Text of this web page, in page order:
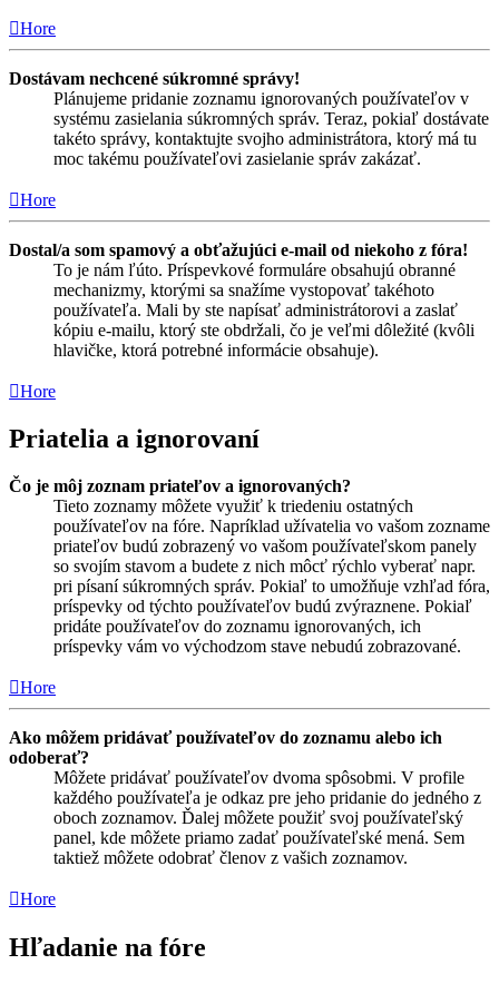
Hore
Dostávam nechcené súkromné správy!
Plánujeme pridanie zoznamu ignorovaných používateľov v
systému zasielania súkromných správ. Teraz, pokiaľ dostávate
takéto správy, kontaktujte svojho administrátora, ktorý má tu
moc takému používateľovi zasielanie správ zakázať.
Hore
Dostal/a som spamový a obťažujúci e-mail od niekoho z fóra!
To je nám ľúto. Príspevkové formuláre obsahujú obranné
mechanizmy, ktorými sa snažíme vystopovať takéhoto
používateľa. Mali by ste napísať administrátorovi a zaslať
kópiu e-mailu, ktorý ste obdržali, čo je veľmi dôležité (kvôli
hlavičke, ktorá potrebné informácie obsahuje).
Hore
Priatelia a ignorovaní
Čo je môj zoznam priateľov a ignorovaných?
Tieto zoznamy môžete využiť k triedeniu ostatných
používateľov na fóre. Napríklad užívatelia vo vašom zozname
priateľov budú zobrazený vo vašom používateľskom panely
so svojím stavom a budete z nich môcť rýchlo vyberať napr.
pri písaní súkromných správ. Pokiaľ to umožňuje vzhľad fóra,
príspevky od týchto používateľov budú zvýraznene. Pokiaľ
pridáte používateľov do zoznamu ignorovaných, ich
príspevky vám vo východzom stave nebudú zobrazované.
Hore
Ako môžem pridávať používateľov do zoznamu alebo ich
odoberať?
Môžete pridávať používateľov dvoma spôsobmi. V profile
každého používateľa je odkaz pre jeho pridanie do jedného z
oboch zoznamov. Ďalej môžete použiť svoj používateľský
panel, kde môžete priamo zadať používateľské mená. Sem
taktiež môžete odobrať členov z vašich zoznamov.
Hore
Hľadanie na fóre